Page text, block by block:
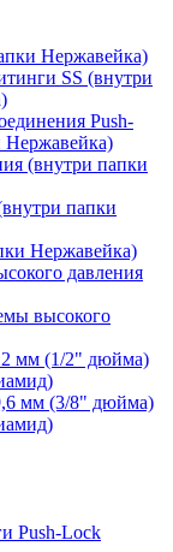
Нержавейка)
SS (внутри
Push-
Нержавейка)
(внутри папки
папки
Нержавейка)
давления
высокого
мм (1/2" дюйма)
мм (3/8" дюйма)
Push-Lock